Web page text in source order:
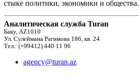
стыке политики, экономики и общества.
Аналитическая служба Turan
Баку, AZ1010
Ул. Сулеймана Рагимова 186, кв. 24
Тел.: (+99412) 440 11 96
agency@turan.az